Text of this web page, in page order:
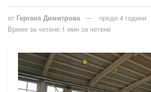
от Гергана Димитрова
преди 4 години
Време за четене:1 мин за четене